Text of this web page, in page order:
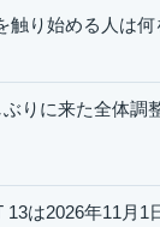
触り始める人は
ぶりに来た全体調
13は2026年11月